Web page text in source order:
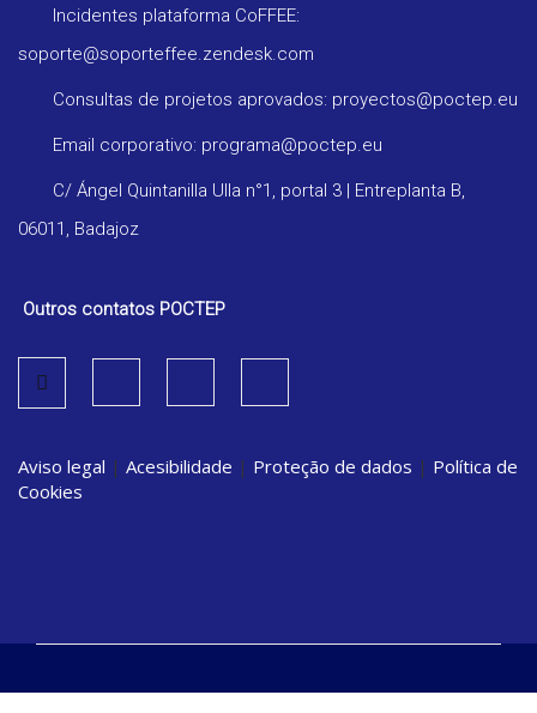
Incidentes plataforma CoFFEE:
soporte@soporteffee.zendesk.com
Consultas de projetos aprovados: proyectos@poctep.eu
Email corporativo: programa@poctep.eu
C/ Ángel Quintanilla Ulla n°1, portal 3 | Entreplanta B,
06011, Badajoz
Outros contatos POCTEP
Aviso legal | Acesibilidade | Proteção de dados | Política de
Cookies